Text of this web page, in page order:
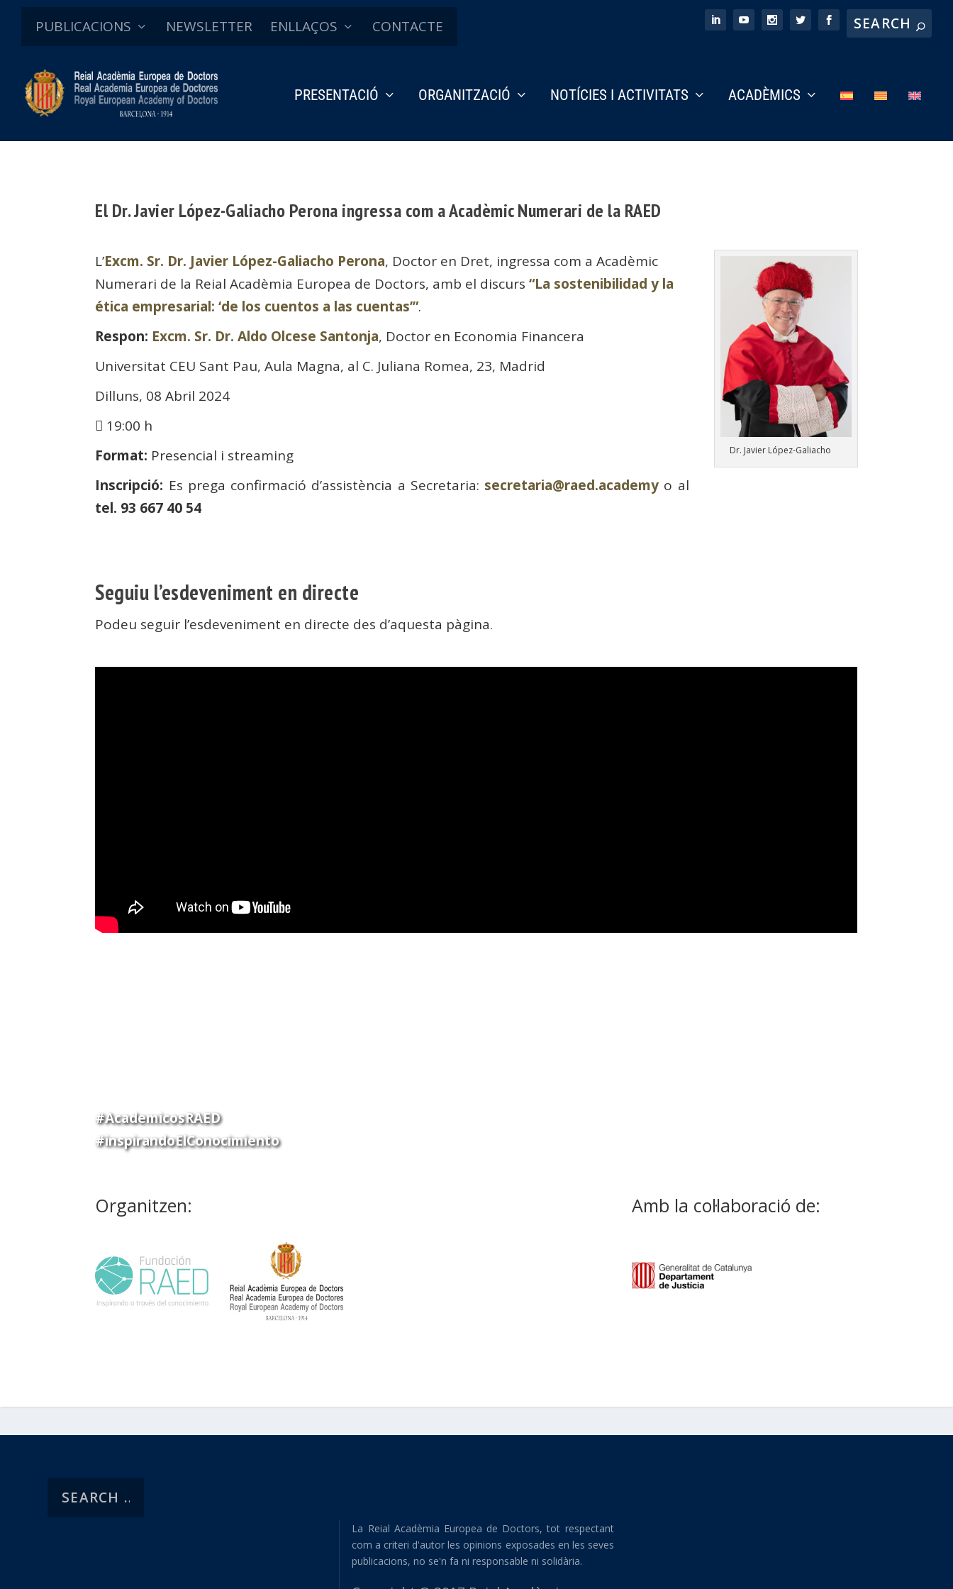
PUBLICACIONS NEWSLETTER ENLLAÇOS CONTACTE
PRESENTACIÓ ORGANITZACIÓ NOTÍCIES I ACTIVITATS ACADÈMICS
El Dr. Javier López-Galiacho Perona ingressa com a Acadèmic Numerari de la RAED
Dr. Javier López-Galiacho
L’Excm. Sr. Dr. Javier López-Galiacho Perona, Doctor en Dret, ingressa com a Acadèmic
Numerari de la Reial Acadèmia Europea de Doctors, amb el discurs“La sostenibilidad y la
ética empresarial: ‘de los cuentos a las cuentas’”.​
Respon: Excm. Sr. Dr. Aldo Olcese Santonja, Doctor en Economia Financera
Universitat CEU Sant Pau, Aula Magna, al C. Juliana Romea, 23, Madrid
Dilluns, 08 Abril 2024
19:00 h
Format: Presencial i streaming
Inscripció: Es prega confirmació d’assistència a Secretaria: secretaria@raed.academy o al
tel. 93 667 40 54
Seguiu l’esdeveniment en directe
Podeu seguir l’esdeveniment en directe des d’aquesta pàgina.
#AcademicosRAED
#inspirandoElConocimiento
Organitzen: Amb la col·laboració de:
La Reial Acadèmia Europea de Doctors, tot respectant
com a criteri d'autor les opinions exposades en les seves
publicacions, no se'n fa ni responsable ni solidària.